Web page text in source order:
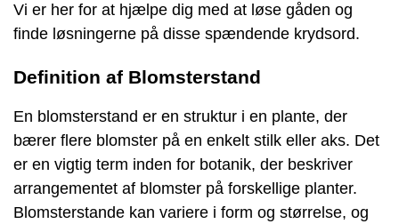
Vi er her for at hjælpe dig med at løse gåden og
finde løsningerne på disse spændende krydsord.
Definition af Blomsterstand
En blomsterstand er en struktur i en plante, der
bærer flere blomster på en enkelt stilk eller aks. Det
er en vigtig term inden for botanik, der beskriver
arrangementet af blomster på forskellige planter.
Blomsterstande kan variere i form og størrelse, og